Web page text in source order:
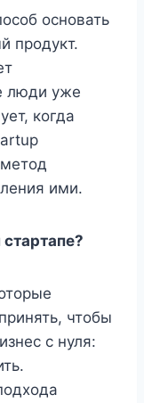
основать
продукт.
люди уже
когда
ими.
чтобы
с нуля: